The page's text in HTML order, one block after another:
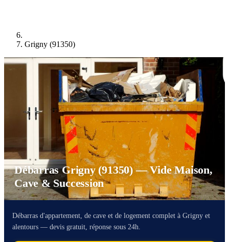
Grigny (91350)
Débarras Grigny (91350) — Vide Maison,
Cave & Succession
Débarras d'appartement, de cave et de logement complet à Grigny et
alentours — devis gratuit, réponse sous 24h.